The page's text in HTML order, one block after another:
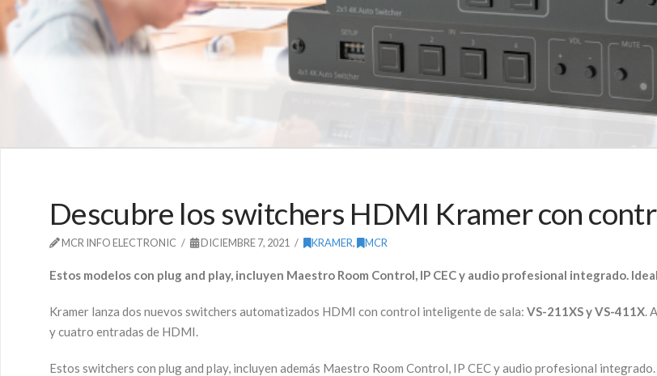
Descubre los switchers HDMI Kramer con
MCR INFO ELECTRONIC DICIEMBRE 7, 2021 KRAMER, MCR
Estos modelos con plug and play, incluyen Maestro Room Control, IP CEC y audio profesional integrado.
Kramer lanza dos nuevos switchers automatizados HDMI con control inteligente de sala: VS-211XS y VS-411X.
y cuatro entradas de HDMI.
Estos switchers con plug and play, incluyen además Maestro Room Control, IP CEC y audio profesional